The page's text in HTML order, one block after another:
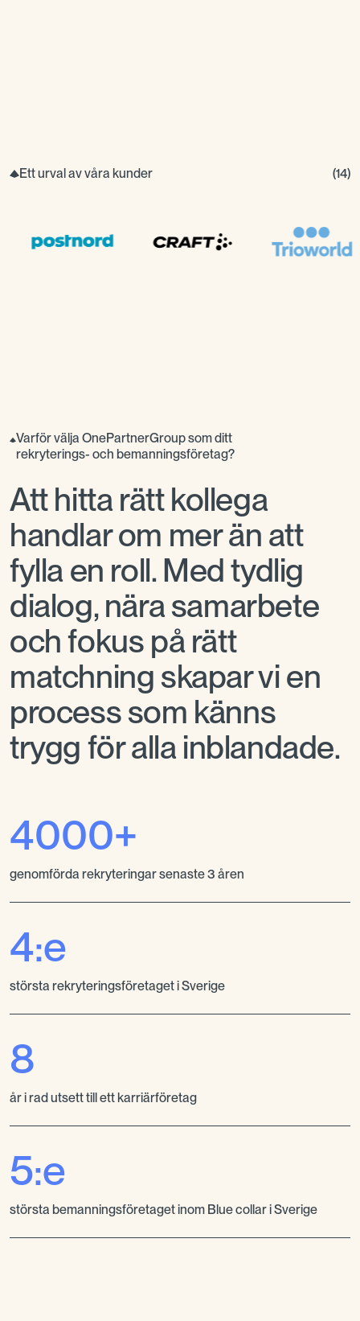
Ett urval av våra kunder (14)
Varför välja OnePartnerGroup som ditt
rekryterings- och bemanningsföretag?
Att hitta rätt kollega
handlar om mer än att
fylla en roll. Med tydlig
dialog, nära samarbete
och fokus på rätt
matchning skapar vi en
process som känns
trygg för alla inblandade.
4000+
genomförda rekryteringar senaste 3 åren
4:e
största rekryteringsföretaget i Sverige
8
år i rad utsett till ett karriärföretag
5:e
största bemanningsföretaget inom Blue collar i Sverige